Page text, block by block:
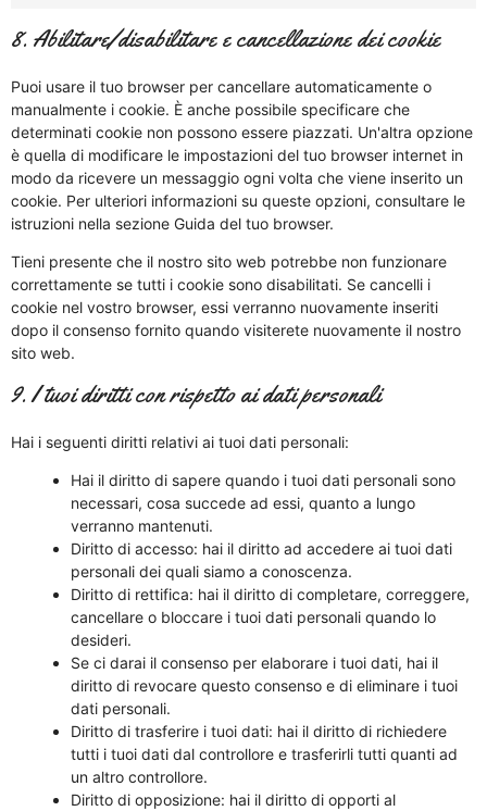
8. Abilitare/disabilitare e cancellazione dei cookie
Puoi usare il tuo browser per cancellare automaticamente o
manualmente i cookie. È anche possibile specificare che
determinati cookie non possono essere piazzati. Un'altra opzione
è quella di modificare le impostazioni del tuo browser internet in
modo da ricevere un messaggio ogni volta che viene inserito un
cookie. Per ulteriori informazioni su queste opzioni, consultare le
istruzioni nella sezione Guida del tuo browser.
Tieni presente che il nostro sito web potrebbe non funzionare
correttamente se tutti i cookie sono disabilitati. Se cancelli i
cookie nel vostro browser, essi verranno nuovamente inseriti
dopo il consenso fornito quando visiterete nuovamente il nostro
sito web.
9. I tuoi diritti con rispetto ai dati personali
Hai i seguenti diritti relativi ai tuoi dati personali:
Hai il diritto di sapere quando i tuoi dati personali sono
necessari, cosa succede ad essi, quanto a lungo
verranno mantenuti.
Diritto di accesso: hai il diritto ad accedere ai tuoi dati
personali dei quali siamo a conoscenza.
Diritto di rettifica: hai il diritto di completare, correggere,
cancellare o bloccare i tuoi dati personali quando lo
desideri.
Se ci darai il consenso per elaborare i tuoi dati, hai il
diritto di revocare questo consenso e di eliminare i tuoi
dati personali.
Diritto di trasferire i tuoi dati: hai il diritto di richiedere
tutti i tuoi dati dal controllore e trasferirli tutti quanti ad
un altro controllore.
Diritto di opposizione: hai il diritto di opporti al